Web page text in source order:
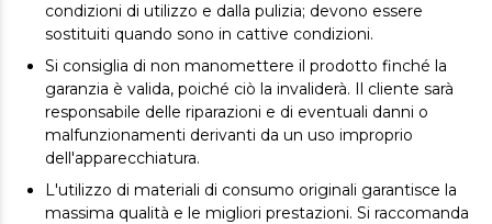
condizioni di utilizzo e dalla pulizia; devono essere
sostituiti quando sono in cattive condizioni.
Si consiglia di non manomettere il prodotto finché la
garanzia è valida, poiché ciò la invaliderà. Il cliente sarà
responsabile delle riparazioni e di eventuali danni o
malfunzionamenti derivanti da un uso improprio
dell'apparecchiatura.
L'utilizzo di materiali di consumo originali garantisce la
massima qualità e le migliori prestazioni. Si raccomanda